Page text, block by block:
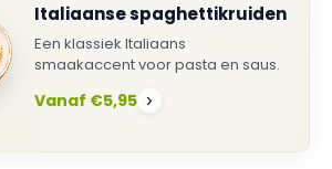
Italiaanse spaghettikruiden
Een klassiek Italiaans
smaakaccent voor pasta en saus.
Vanaf €5,95 ›